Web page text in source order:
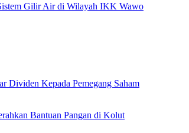
Gilir Air di Wilayah IKK Wawo
Dividen Kepada Pemegang Saham
Bantuan Pangan di Kolut